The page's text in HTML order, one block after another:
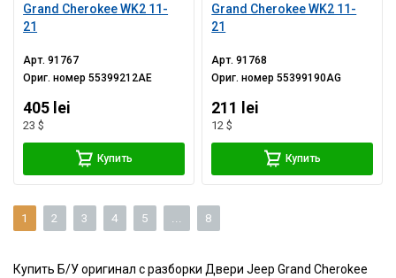
Grand Cherokee WK2 11-
21
Арт.91767
Ориг. номер55399212AE
405 lei
23 $
Купить
Grand Cherokee WK2 11-
21
Арт.91768
Ориг. номер55399190AG
211 lei
12 $
Купить
1 2 3 4 5 ... 8
Купить Б/У оригинал с разборки Двери Jeep Grand Cherokee